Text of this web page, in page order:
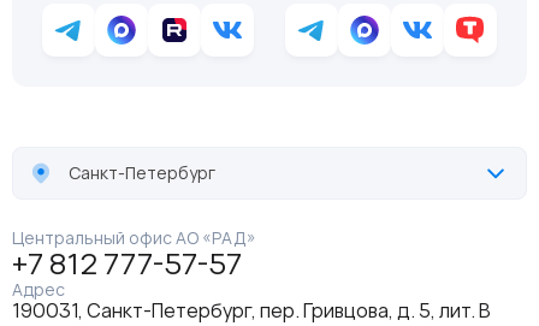
Санкт-Петербург
Центральный офис АО «РАД»
+7 812 777-57-57
Адрес
190031, Санкт-Петербург, пер. Гривцова, д. 5, лит. В